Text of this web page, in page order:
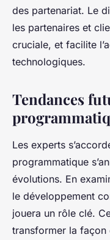
des partenariat. Le
les partenaires et
cruciale, et facilite
technologiques.
Tendances
Les experts
programmatique
évolutions. En
le développement
jouera un rôle clé.
transformer la façon